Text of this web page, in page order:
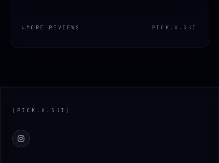
↳ MORE REVIEWS PICK . A . SKI
PICK . A . SKI
Instagram